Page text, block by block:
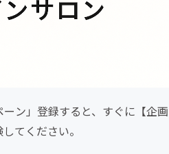
ン」登録すると、すぐに【企画
てください。